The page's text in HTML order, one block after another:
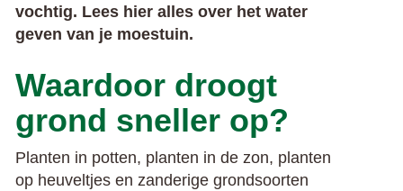
vochtig. Lees hier alles over het water
geven van je moestuin.
Waardoor droogt
grond sneller op?
Planten in potten, planten in de zon, planten
op heuveltjes en zanderige grondsoorten